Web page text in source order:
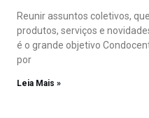
Reunir assuntos coletivos,
produtos, serviços e
é o grande objetivo
por
Leia Mais »